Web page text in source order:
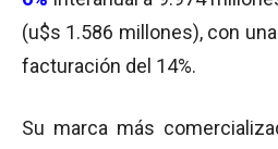
(u$s 1.586 millones), con
facturación del 14%.
Su marca más